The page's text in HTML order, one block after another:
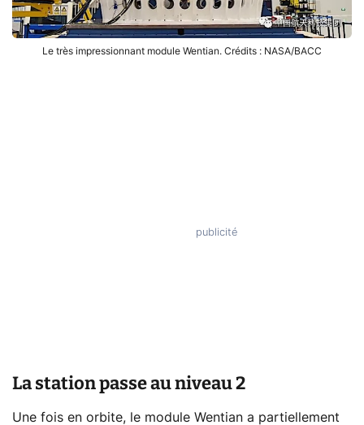
Le très impressionnant module Wentian. Crédits : NASA/BACC
La station passe au niveau 2
Une fois en orbite, le module Wentian a partiellement